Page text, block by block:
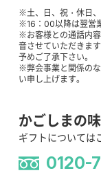
※土、日、祝・休日、
※16：00以降は翌営
※お客様との通話内
音させていただきます
予めご了承下さい。
※弊会事業と関係の
い申し上げます。
かごしまの
ギフトについては
0120-